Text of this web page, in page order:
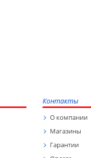
Контакты
О компании
Магазины
Гарантии